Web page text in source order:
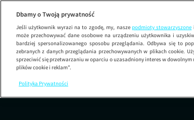
Dbamy o Twoją prywatność
Jeśli użytkownik wyrazi na to zgodę, my, nasze podmioty stowarzyszone
może przechowywać dane osobowe na urządzeniu użytkownika i
bardziej spersonalizowanego sposobu przeglądania. Odbywa się to
zebranych z danych przeglądania przechowywanych w plikach cookie.
sprzeciwić się przetwarzaniu w oparciu o uzasadniony interes w
plików cookie i reklam”.
Polityka Prywatności